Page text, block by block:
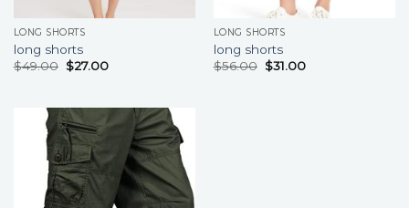
LONG SHORTS
long shorts
$49.00 $27.00
LONG SHORTS
long shorts
$56.00 $31.00